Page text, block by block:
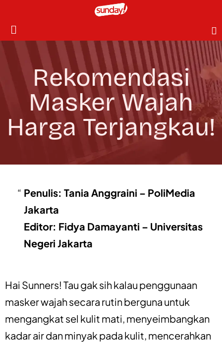
Rekomendasi
Masker Wajah
Harga Terjangkau!
Penulis: Tania Anggraini – PoliMedia
Jakarta
Editor: Fidya Damayanti – Universitas
Negeri Jakarta
Hai Sunners! Tau gak sih kalau penggunaan
masker wajah secara rutin berguna untuk
mengangkat sel kulit mati, menyeimbangkan
kadar air dan minyak pada kulit, mencerahkan